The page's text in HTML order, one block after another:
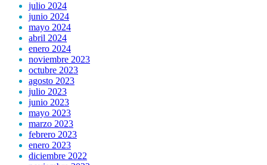
julio 2024
junio 2024
mayo 2024
abril 2024
enero 2024
noviembre 2023
octubre 2023
agosto 2023
julio 2023
junio 2023
mayo 2023
marzo 2023
febrero 2023
enero 2023
diciembre 2022